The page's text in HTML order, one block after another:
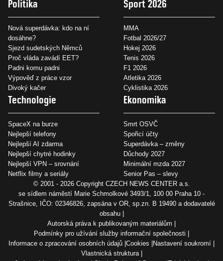
Politika
Nová superdávka: kdo na ní
dosáhne?
Sjezd sudetských Němců
Proč vláda zavádí EET?
Padni komu padni
Výpověď z práce vzor
Divoký kačer
Sport 2026
MMA
Fotbal 2026/27
Hokej 2026
Tenis 2026
F1 2026
Atletika 2026
Cyklistika 2026
Technologie
SpaceX na burze
Nejlepší telefony
Nejlepší AI zdarma
Nejlepší chytré hodinky
Nejlepší VPN – srovnání
Netflix filmy a seriály
Ekonomika
Smrt OSVČ
Spořicí účty
Superdávka – změny
Důchody 2027
Minimální mzda 2027
Senior Pas – slevy
© 2001 - 2026 Copyright CZECH NEWS CENTER a.s.
se sídlem náměstí Marie Schmolkové 3493/1, 100 00 Praha 10 -
Strašnice, IČO: 02346826, zapsána v OR, sp.zn. B 19490 a dodavatelé
obsahu
Autorská práva k publikovaným materiálům
Podmínky pro užívání služby informační společnosti
Informace o zpracování osobních údajů Cookies Nastavení soukromí
Vlastnická struktura